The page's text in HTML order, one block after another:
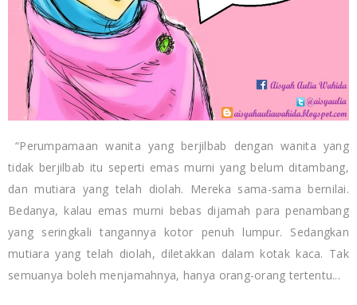
“Perumpamaan wanita yang berjilbab dengan wanita yang
tidak berjilbab itu seperti emas murni yang belum ditambang,
dan mutiara yang telah diolah. Mereka sama-sama bernilai.
Bedanya, kalau emas murni bebas dijamah para penambang
yang seringkali tangannya kotor penuh lumpur. Sedangkan
mutiara yang telah diolah, diletakkan dalam kotak kaca. Tak
semuanya boleh menjamahnya, hanya orang-orang tertentu...